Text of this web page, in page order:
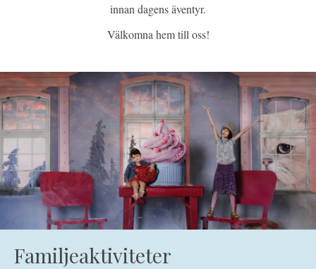
innan dagens äventyr.
Välkomna hem till oss!
Familjeaktiviteter